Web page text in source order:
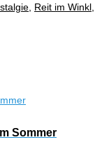
Reit im Winkl
Sommer